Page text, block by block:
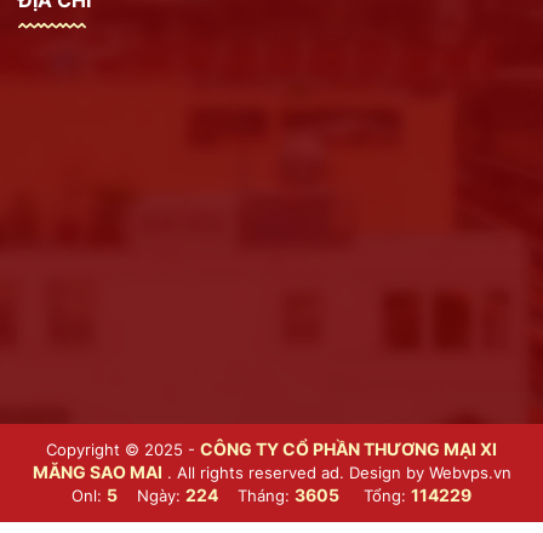
Copyright © 2025 - CÔNG TY CỔ PHẦN THƯƠNG MẠI XI
MĂNG SAO MAI . All rights reserved ad. Design by Webvps.vn
Onl: 5 Ngày: 224 Tháng: 3605 Tổng: 114229